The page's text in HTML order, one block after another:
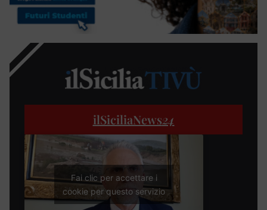
ilSiciliaNews24
Fai clic per accettare i
cookie per questo servizio